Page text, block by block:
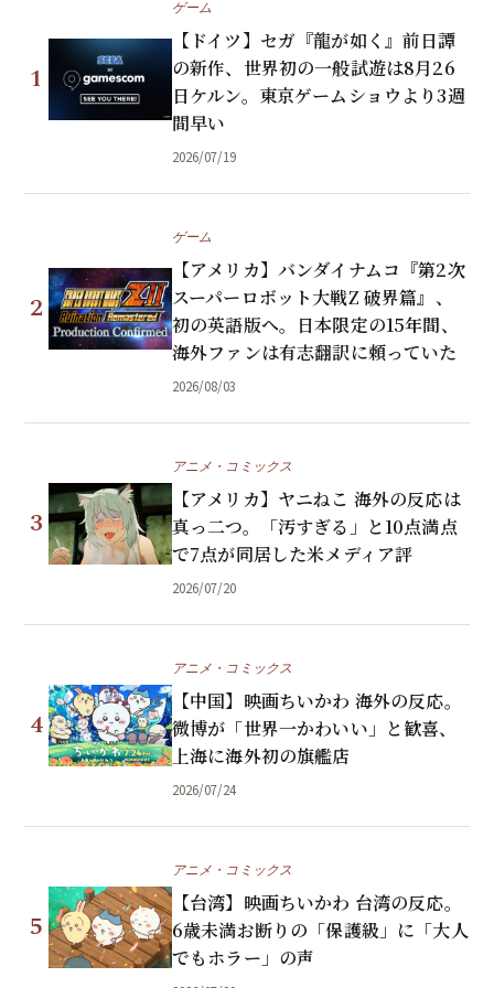
1
ゲーム
【ドイツ】セガ『龍が如く』前日譚
の新作、世界初の一般試遊は8月26
日ケルン。東京ゲームショウより3週
間早い
2026/07/19
2
ゲーム
【アメリカ】バンダイナムコ『第2次
スーパーロボット大戦Z 破界篇』、
初の英語版へ。日本限定の15年間、
海外ファンは有志翻訳に頼っていた
2026/08/03
3
アニメ・コミックス
【アメリカ】ヤニねこ 海外の反応は
真っ二つ。「汚すぎる」と10点満点
で7点が同居した米メディア評
2026/07/20
4
アニメ・コミックス
【中国】映画ちいかわ 海外の反応。
微博が「世界一かわいい」と歓喜、
上海に海外初の旗艦店
2026/07/24
5
アニメ・コミックス
【台湾】映画ちいかわ 台湾の反応。
6歳未満お断りの「保護級」に「大人
でもホラー」の声